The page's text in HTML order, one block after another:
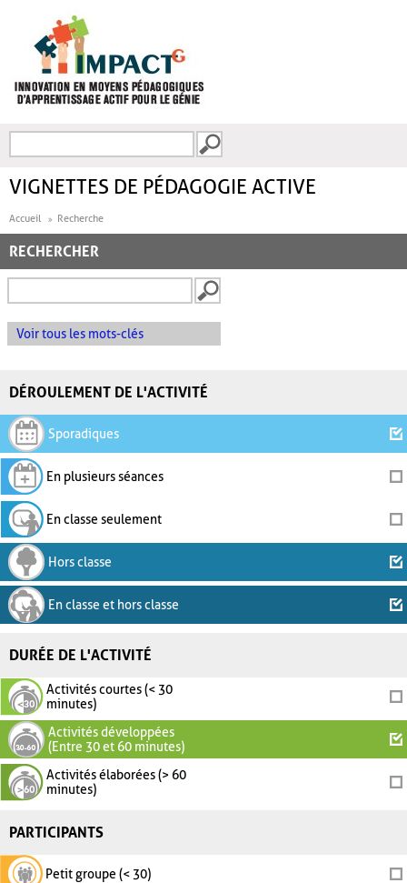
FORMULAIRE DE
VIGNETTES DE PÉDAGOGIE ACTIVE
Accueil Recherche
RECHERCHER
Voir tous les mots-clés
DÉROULEMENT DE L'ACTIVITÉ
Sporadiques
En plusieurs séances
En classe seulement
Hors classe
En classe et hors classe
DURÉE DE L'ACTIVITÉ
Activités courtes (< 30
minutes)
Activités développées
(Entre 30 et 60 minutes)
Activités élaborées (> 60
minutes)
PARTICIPANTS
Petit groupe (< 30)